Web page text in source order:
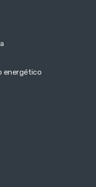
energético